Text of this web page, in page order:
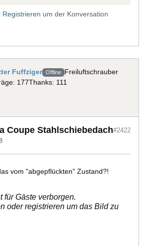
Registrieren um der Konversation
Fuffziger Offline Freiluftschrauber
177Thanks: 111
Coupe Stahlschiebedach#2422
vom "abgepflückten" Zustand?!
für Gäste verborgen.
oder registrieren um das Bild zu